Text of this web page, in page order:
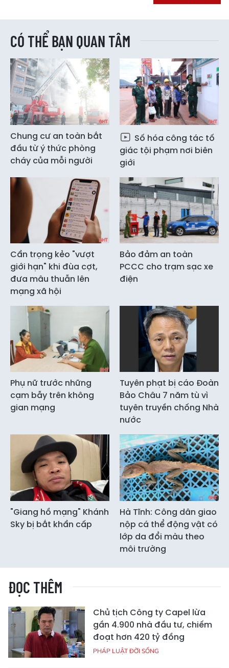
CÓ THỂ BẠN QUAN TÂM
Chung cư an toàn bắt
đầu từ ý thức phòng
cháy của mỗi người
Số hóa công tác tố
giác tội phạm nơi biên
giới
Cẩn trọng kẻo "vượt
giới hạn" khi đùa cợt,
đưa mâu thuẫn lên
mạng xã hội
Bảo đảm an toàn
PCCC cho trạm sạc xe
điện
Phụ nữ trước những
cạm bẫy trên không
gian mạng
Tuyên phạt bị cáo Đoàn
Bảo Châu 7 năm tù vì
tuyên truyền chống Nhà
nước
"Giang hồ mạng" Khánh
Sky bị bắt khẩn cấp
Hà Tĩnh: Công dân giao
nộp cá thể động vật có
lớp da đổi màu theo
môi trường
ĐỌC THÊM
Chủ tịch Công ty Capel lừa
gần 4.900 nhà đầu tư, chiếm
đoạt hơn 420 tỷ đồng
PHÁP LUẬT ĐỜI SỐNG